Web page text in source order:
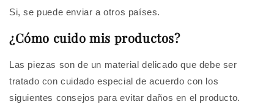
Si, se puede enviar a otros países.
¿Cómo cuido mis productos?
Las piezas son de un material delicado que debe ser
tratado con cuidado especial de acuerdo con los
siguientes consejos para evitar daños en el producto.